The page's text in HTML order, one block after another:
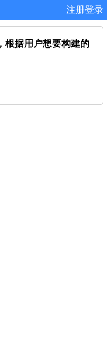
注册登录
根据用户想要构建的